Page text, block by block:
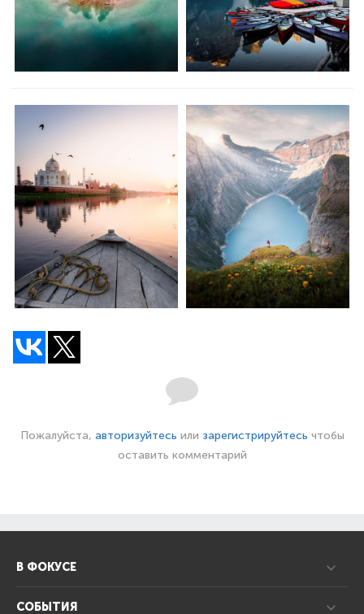
Пожалуйста, авторизуйтесь или зарегистрируйтесь чтобы
оставить комментарий
В ФОКУСЕ
СОБЫТИЯ